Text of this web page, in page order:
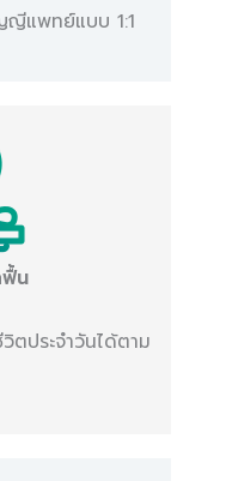
แพทย์แบบ 1:1
ฟื้น
ตประจำวันได้ตาม